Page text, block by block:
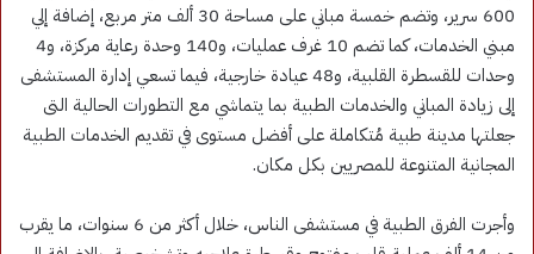
600 سرير، وتضم خمسة مباني على مساحة 30 ألف متر مربع، إضافة إلي
مبني الخدمات، كما تضم 10 غرف عمليات، و140 وحدة رعاية مركزة، و4
وحدات للقسطرة القلبية، و48 عيادة خارجية، فيما تسعي إدارة المستشفى
إلى زيادة المباني والخدمات الطبية بما يتماشي مع التطورات الحالية التى
جعلتها مدينة طبية مُتكاملة على أفضل مستوى في تقديم الخدمات الطبية
المجانية المتنوعة للمصريين بكل مكان.
وأجرت الفرق الطبية في مستشفى الناس، خلال أكثر من 6 سنوات، ما يقرب